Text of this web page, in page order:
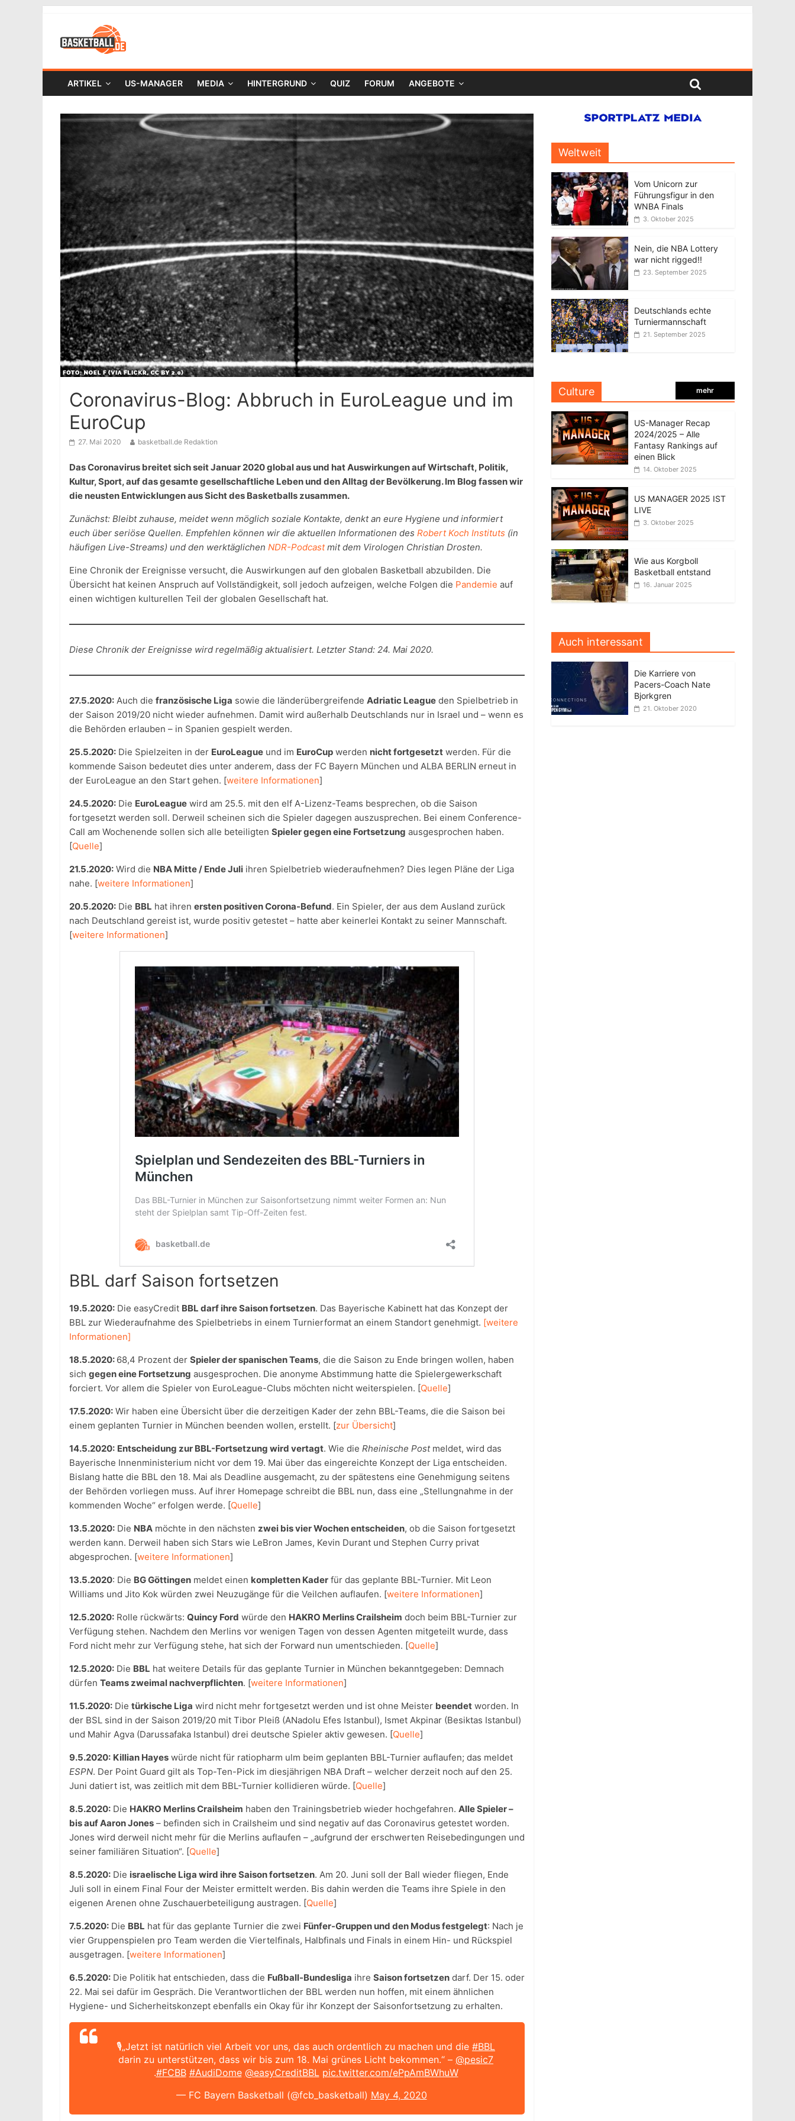
ARTIKEL US-MANAGER MEDIA HINTERGRUND QUIZ FORUM ANGEBOTE
Coronavirus-Blog: Abbruch in EuroLeague und im
EuroCup
27. Mai 2020 basketball.de Redaktion
Das Coronavirus breitet sich seit Januar 2020 global aus und hat Auswirkungen auf Wirtschaft, Politik,
Kultur, Sport, auf das gesamte gesellschaftliche Leben und den Alltag der Bevölkerung. Im Blog fassen wir
die neusten Entwicklungen aus Sicht des Basketballs zusammen.
Zunächst: Bleibt zuhause, meidet wenn möglich soziale Kontakte, denkt an eure Hygiene und informiert
euch über seriöse Quellen. Empfehlen können wir die aktuellen Informationen des Robert Koch Instituts (in
häufigen Live-Streams) und den werktäglichen NDR-Podcastmit dem Virologen Christian Drosten.
Eine Chronik der Ereignisse versucht, die Auswirkungen auf den globalen Basketball abzubilden. Die
Übersicht hat keinen Anspruch auf Vollständigkeit, soll jedoch aufzeigen, welche Folgen die Pandemie auf
einen wichtigen kulturellen Teil der globalen Gesellschaft hat.
Diese Chronik der Ereignisse wird regelmäßig aktualisiert. Letzter Stand: 24. Mai 2020.
27.5.2020: Auch die französische Liga sowie die länderübergreifende Adriatic League den Spielbetrieb in
der Saison 2019/20 nicht wieder aufnehmen. Damit wird außerhalb Deutschlands nur in Israel und – wenn es
die Behörden erlauben – in Spanien gespielt werden.
25.5.2020: Die Spielzeiten in der EuroLeague und im EuroCup werden nicht fortgesetzt werden. Für die
kommende Saison bedeutet dies unter anderem, dass der FC Bayern München und ALBA BERLIN erneut in
der EuroLeague an den Start gehen. [weitere Informationen]
24.5.2020: Die EuroLeague wird am 25.5. mit den elf A-Lizenz-Teams besprechen, ob die Saison
fortgesetzt werden soll. Derweil scheinen sich die Spieler dagegen auszusprechen. Bei einem Conference-
Call am Wochenende sollen sich alle beteiligten Spieler gegen eine Fortsetzung ausgesprochen haben.
[Quelle]
21.5.2020: Wird die NBA Mitte / Ende Juli ihren Spielbetrieb wiederaufnehmen? Dies legen Pläne der Liga
nahe. [weitere Informationen]
20.5.2020: Die BBL hat ihren ersten positiven Corona-Befund. Ein Spieler, der aus dem Ausland zurück
nach Deutschland gereist ist, wurde positiv getestet – hatte aber keinerlei Kontakt zu seiner Mannschaft.
[weitere Informationen]
BBL darf Saison fortsetzen
19.5.2020: Die easyCredit BBL darf ihre Saison fortsetzen. Das Bayerische Kabinett hat das Konzept der
BBL zur Wiederaufnahme des Spielbetriebs in einem Turnierformat an einem Standort genehmigt. [weitere
Informationen]
18.5.2020: 68,4 Prozent der Spieler der spanischen Teams, die die Saison zu Ende bringen wollen, haben
sich gegen eine Fortsetzung ausgesprochen. Die anonyme Abstimmung hatte die Spielergewerkschaft
forciert. Vor allem die Spieler von EuroLeague-Clubs möchten nicht weiterspielen. [Quelle]
17.5.2020: Wir haben eine Übersicht über die derzeitigen Kader der zehn BBL-Teams, die die Saison bei
einem geplanten Turnier in München beenden wollen, erstellt. [zur Übersicht]
14.5.2020: Entscheidung zur BBL-Fortsetzung wird vertagt. Wie die Rheinische Postmeldet, wird das
Bayerische Innenministerium nicht vor dem 19. Mai über das eingereichte Konzept der Liga entscheiden.
Bislang hatte die BBL den 18. Mai als Deadline ausgemacht, zu der spätestens eine Genehmigung seitens
der Behörden vorliegen muss. Auf ihrer Homepage schreibt die BBL nun, dass eine „Stellungnahme in der
kommenden Woche“ erfolgen werde. [Quelle]
13.5.2020: Die NBA möchte in den nächsten zwei bis vier Wochen entscheiden, ob die Saison fortgesetzt
werden kann. Derweil haben sich Stars wie LeBron James, Kevin Durant und Stephen Curry privat
abgesprochen. [weitere Informationen]
13.5.2020: Die BG Göttingen meldet einen kompletten Kader für das geplante BBL-Turnier. Mit Leon
Williams und Jito Kok würden zwei Neuzugänge für die Veilchen auflaufen. [weitere Informationen]
12.5.2020: Rolle rückwärts: Quincy Ford würde den HAKRO Merlins Crailsheim doch beim BBL-Turnier zur
Verfügung stehen. Nachdem den Merlins vor wenigen Tagen von dessen Agenten mitgeteilt wurde, dass
Ford nicht mehr zur Verfügung stehe, hat sich der Forward nun umentschieden. [Quelle]
12.5.2020: Die BBL hat weitere Details für das geplante Turnier in München bekanntgegeben: Demnach
dürfen Teams zweimal nachverpflichten. [weitere Informationen]
11.5.2020: Die türkische Liga wird nicht mehr fortgesetzt werden und ist ohne Meister beendet worden. In
der BSL sind in der Saison 2019/20 mit Tibor Pleiß (ANadolu Efes Istanbul), Ismet Akpinar (Besiktas Istanbul)
und Mahir Agva (Darussafaka Istanbul) drei deutsche Spieler aktiv gewesen. [Quelle]
9.5.2020: Killian Hayes würde nicht für ratiopharm ulm beim geplanten BBL-Turnier auflaufen; das meldet
ESPN. Der Point Guard gilt als Top-Ten-Pick im diesjährigen NBA Draft – welcher derzeit noch auf den 25.
Juni datiert ist, was zeitlich mit dem BBL-Turnier kollidieren würde. [Quelle]
8.5.2020: Die HAKRO Merlins Crailsheim haben den Trainingsbetrieb wieder hochgefahren. Alle Spieler –
bis auf Aaron Jones – befinden sich in Crailsheim und sind negativ auf das Coronavirus getestet worden.
Jones wird derweil nicht mehr für die Merlins auflaufen – „aufgrund der erschwerten Reisebedingungen und
seiner familiären Situation“. [Quelle]
8.5.2020: Die israelische Liga wird ihre Saison fortsetzen. Am 20. Juni soll der Ball wieder fliegen, Ende
Juli soll in einem Final Four der Meister ermittelt werden. Bis dahin werden die Teams ihre Spiele in den
eigenen Arenen ohne Zuschauerbeteiligung austragen. [Quelle]
7.5.2020: Die BBL hat für das geplante Turnier die zwei Fünfer-Gruppen und den Modus festgelegt: Nach je
vier Gruppenspielen pro Team werden die Viertelfinals, Halbfinals und Finals in einem Hin- und Rückspiel
ausgetragen. [weitere Informationen]
6.5.2020: Die Politik hat entschieden, dass die Fußball-Bundesliga ihre Saison fortsetzen darf. Der 15. oder
22. Mai sei dafür im Gespräch. Die Verantwortlichen der BBL werden nun hoffen, mit einem ähnlichen
Hygiene- und Sicherheitskonzept ebenfalls ein Okay für ihr Konzept der Saisonfortsetzung zu erhalten.
🎙„Jetzt ist natürlich viel Arbeit vor uns, das auch ordentlich zu machen und die #BBL
darin zu unterstützen, dass wir bis zum 18. Mai grünes Licht bekommen.“ – @pesic7
.#FCBB #AudiDome @easyCreditBBL pic.twitter.com/ePpAmBWhuW
— FC Bayern Basketball (@fcb_basketball) May 4, 2020
Weltweit
Vom Unicorn zur
Führungsfigur in den
WNBA Finals
3. Oktober 2025
Nein, die NBA Lottery
war nicht rigged!!
23. September 2025
Deutschlands echte
Turniermannschaft
21. September 2025
Culture mehr
US-Manager Recap
2024/2025 – Alle
Fantasy Rankings auf
einen Blick
14. Oktober 2025
US MANAGER 2025 IST
LIVE
3. Oktober 2025
Wie aus Korgboll
Basketball entstand
16. Januar 2025
Auch interessant
Die Karriere von
Pacers-Coach Nate
Bjorkgren
21. Oktober 2020